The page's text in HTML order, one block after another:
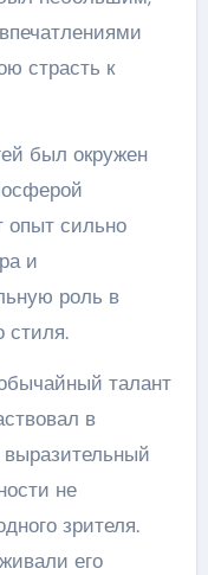
страсть к
был окружен
опыт сильно
и
роль в
стиля.
талант
в
выразительный
не
зрителя.
его